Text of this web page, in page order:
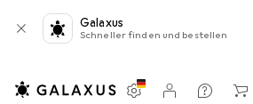
Galaxus
Schneller finden und bestellen
Einstellungen
Kundenkonto
Vergleichslisten
Merklisten
Warenkorb